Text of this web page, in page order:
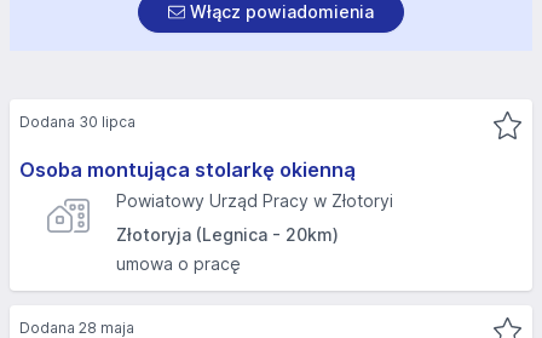
Włącz powiadomienia
Osoba montująca stolarkę okienną
Powiatowy Urząd Pracy w Złotoryi
Złotoryja (Legnica - 20km)
umowa o pracę
Dodana 30 lipca
Dodana 28 maja